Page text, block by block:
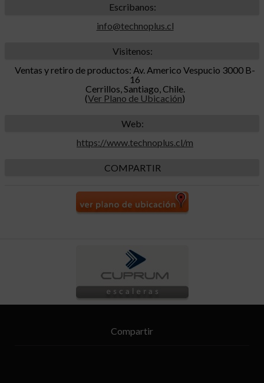
Escribanos:
info@technoplus.cl
Visitenos:
Ventas y retiro de productos: Av. Americo Vespucio 3000 B-
16
Cerrillos, Santiago, Chile.
(Ver Plano de Ubicación)
Web:
https://www.technoplus.cl/m
COMPARTIR
Compartir